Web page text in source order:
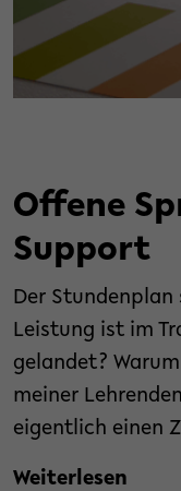
Offene
Support
Der Stundenplan
Leistung ist im
gelandet?
meiner
eigentlich einen
Weiterlesen